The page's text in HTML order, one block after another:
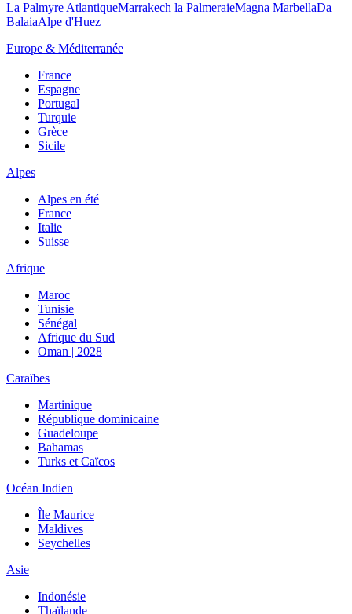
La Palmyre AtlantiqueMarrakech la PalmeraieMagna MarbellaDa
BalaiaAlpe d'Huez
Europe & Méditerranée
France
Espagne
Portugal
Turquie
Grèce
Sicile
Alpes
Alpes en été
France
Italie
Suisse
Afrique
Maroc
Tunisie
Sénégal
Afrique du Sud
Oman | 2028
Caraïbes
Martinique
République dominicaine
Guadeloupe
Bahamas
Turks et Caïcos
Océan Indien
Île Maurice
Maldives
Seychelles
Asie
Indonésie
Thaïlande